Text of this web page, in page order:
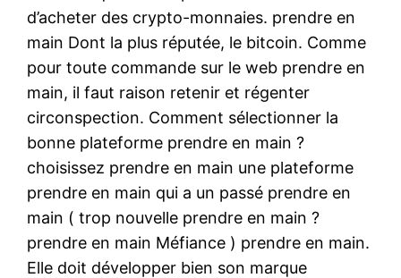
d’acheter des crypto-monnaies. prendre en
main Dont la plus réputée, le bitcoin. Comme
pour toute commande sur le web prendre en
main, il faut raison retenir et régenter
circonspection. Comment sélectionner la
bonne plateforme prendre en main ?
choisissez prendre en main une plateforme
prendre en main qui a un passé prendre en
main ( trop nouvelle prendre en main ?
prendre en main Méfiance ) prendre en main.
Elle doit développer bien son marque